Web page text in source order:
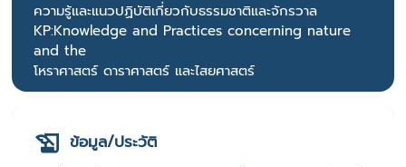
ความรู้และแนวปฏิบัติเกี่ยวกับธรรมชาติและจักรวาล
KP:Knowledge and Practices concerning nature
and the
โหราศาสตร์ ดาราศาสตร์ และไสยศาสตร์
ข้อมูล/ประวัติ